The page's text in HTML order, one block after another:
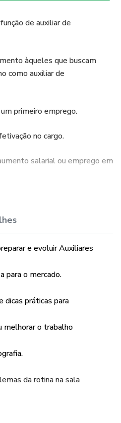
de auxiliar de
àqueles que buscam
como auxiliar de
primeiro emprego.
no cargo.
salarial ou emprego em
e evoluir Auxiliares
para o mercado.
dicas práticas para
melhorar o trabalho
da rotina na sala